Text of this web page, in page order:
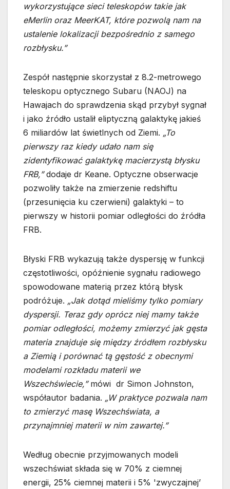
wykorzystujące sieci teleskopów takie jak
eMerlin oraz MeerKAT, które pozwolą nam na
ustalenie lokalizacji bezpośrednio z samego
rozbłysku.”
Zespół następnie skorzystał z 8.2-metrowego
teleskopu optycznego Subaru (NAOJ) na
Hawajach do sprawdzenia skąd przybył sygnał
i jako źródło ustalił eliptyczną galaktykę jakieś
6 miliardów lat świetlnych od Ziemi. „To
pierwszy raz kiedy udało nam się
zidentyfikować galaktykę macierzystą błysku
FRB,”dodaje dr Keane. Optyczne obserwacje
pozwoliły także na zmierzenie redshiftu
(przesunięcia ku czerwieni) galaktyki – to
pierwszy w historii pomiar odległości do źródła
FRB.
Błyski FRB wykazują także dyspersję w funkcji
częstotliwości, opóźnienie sygnału radiowego
spowodowane materią przez którą błysk
podróżuje. „Jak dotąd mieliśmy tylko pomiary
dyspersji. Teraz gdy oprócz niej mamy także
pomiar odległości, możemy zmierzyć jak gęsta
materia znajduje się między źródłem rozbłysku
a Ziemią i porównać tą gęstość z obecnymi
modelami rozkładu materii we
Wszechświecie,” mówi dr Simon Johnston,
współautor badania. „W praktyce pozwala nam
to zmierzyć masę Wszechświata, a
przynajmniej materii w nim zawartej.”
Według obecnie przyjmowanych modeli
wszechświat składa się w 70% z ciemnej
energii, 25% ciemnej materii i 5% 'zwyczajnej’